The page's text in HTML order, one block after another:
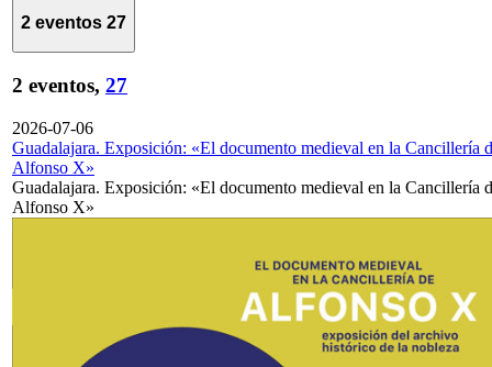
2 eventos 27
2 eventos, 27
2026-07-06
Guadalajara. Exposición: «El documento medieval en la Cancillería
Alfonso X»
Guadalajara. Exposición: «El documento medieval en la Cancillería
Alfonso X»